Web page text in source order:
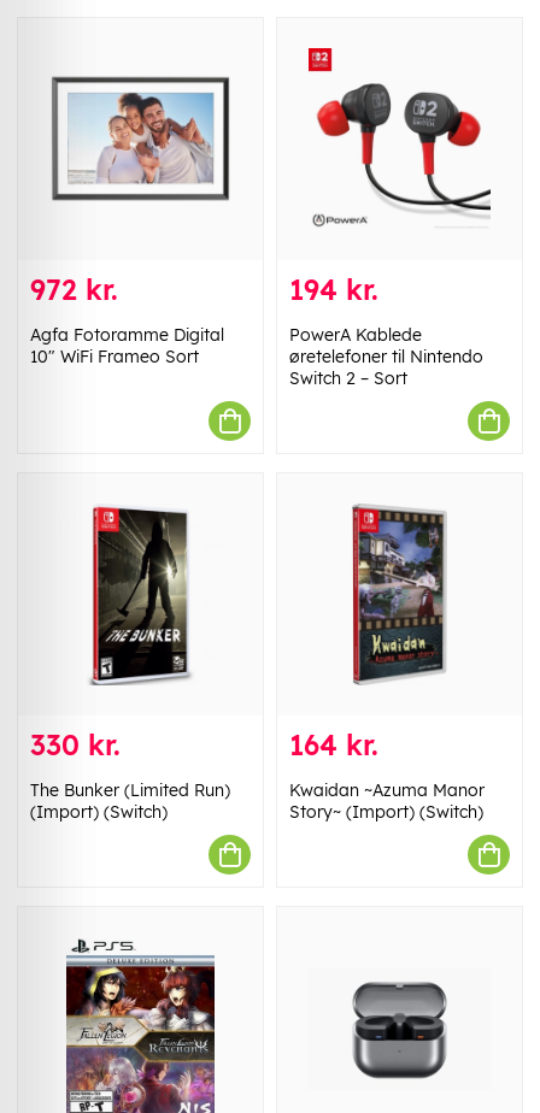
972 kr.
Agfa Fotoramme Digital
10" WiFi Frameo Sort
194 kr.
PowerA Kablede
øretelefoner til Nintendo
Switch 2 – Sort
330 kr.
The Bunker (Limited Run)
(Import) (Switch)
164 kr.
Kwaidan ~Azuma Manor
Story~ (Import) (Switch)